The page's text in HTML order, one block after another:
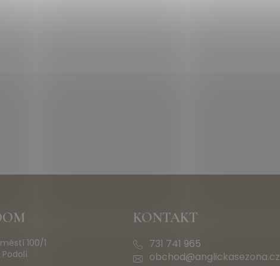
100/1
KONTAKT
731 741 965
obchod@anglickasezona.cz